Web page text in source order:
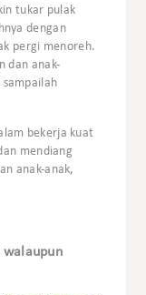
tukar pulak
dengan
pergi menoreh.
dan anak-
bekerja kuat
mendiang
anak-anak,